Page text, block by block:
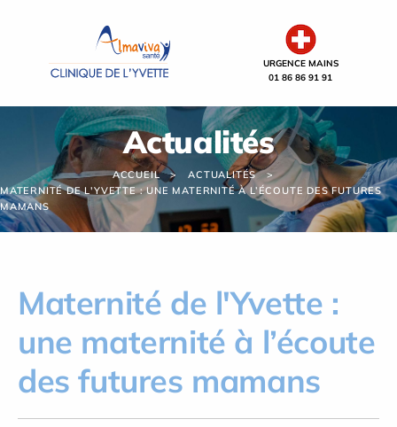
URGENCE MAINS
01 86 86 91 91
Actualités
ACCUEIL
ACTUALITÉS
MATERNITÉ DE L'YVETTE : UNE MATERNITÉ À L’ÉCOUTE DES FUTURES
MAMANS
Maternité de l'Yvette :
une maternité à l’écoute
des futures mamans